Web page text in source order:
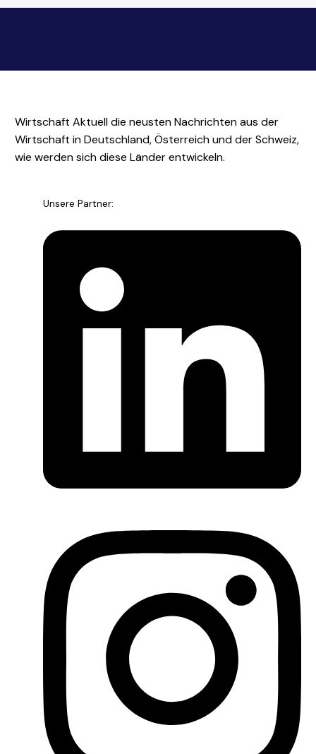
Wirtschaft Aktuell die neusten Nachrichten aus der
Wirtschaft in Deutschland, Österreich und der Schweiz,
wie werden sich diese Länder entwickeln.
Unsere Partner: